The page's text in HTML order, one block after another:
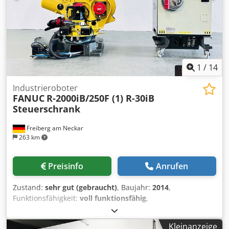
16/8-HM-12 | 2010 | 4100bph Loskodierer | MACSA | K-
1030PLUS | 2008 Flaschendreher / Rotator | GyM | 2001
Teiler | SMI | DIVIPACK 2000 |2002 Schrumpfpacker | SMI
| LSK 30F | 2002 | 7200 bph (30 Packungen pro Minute 2*2
auf 2,5L / 2 auf 5L) Codpfjtuyq Rex Amrjrf
1 / 14
Freiberg am Neckar
263 km
Industrieroboter
FANUC R-2000iB/250F (1) R-30iB
Steuerschrank
Preisinfo Anrufen
Zustand: sehr gut (gebraucht), Baujahr: 2014,
Funktionsfähigkeit: voll funktionsfähig,
Maschinen-/Fahrzeugnummer:
E14130752 (Steuerschrank), Gesamtgewicht:1.270 kg,
Kleinanzeige